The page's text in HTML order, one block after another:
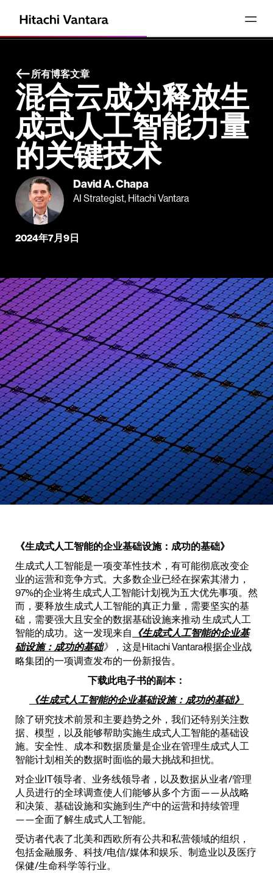
所有博客文章
混合云成为释放生
成式人工智能力量
的关键技术
David A. Chapa
AI Strategist, Hitachi Vantara
2024年7月9日
《生成式人工智能的企业基础设施：成功的基础》
生成式人工智能是一项变革性技术，有可能彻底改变企
业的运营和竞争方式。大多数企业已经在探索其潜力，
97%的企业将生成式人工智能计划视为五大优先事项。然
而，要释放生成式人工智能的真正力量，需要坚实的基
础，需要强大且安全的数据基础设施来推动 生成式人工
智能的成功。这一发现来自
《生成式人工智能的企业基
础设施：成功的基础》
，这是Hitachi Vantara根据企业战
略集团的一项调查发布的一份新报告。
下载此电子书的副本：
《生成式人工智能的企业基础设施：成功的基础》
除了研究技术前景和主要趋势之外，我们还特别关注数
据、模型，以及能够帮助实施生成式人工智能的基础设
施。安全性、成本和数据质量是企业在管理生成式人工
智能计划相关的数据时面临的最大挑战和担忧。
对企业IT领导者、业务线领导者，以及数据从业者/管理
人员进行的全球调查使人们能够从多个方面——从战略
和决策、基础设施和实施到生产中的运营和持续管理
——全面了解生成式人工智能。
受访者代表了北美和西欧所有公共和私营领域的组织，
包括金融服务、科技/电信/媒体和娱乐、制造业以及医疗
保健/生命科学等行业。